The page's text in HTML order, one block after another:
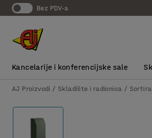
bez PDV-a
Kancelarije i konferencijske sale
AJ Proizvodi Skladište i radionica